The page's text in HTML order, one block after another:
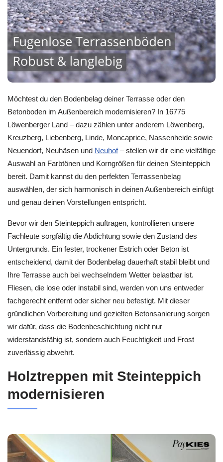
Möchtest du den Bodenbelag deiner Terrasse oder den
Betonboden im Außenbereich modernisieren? In 16775
Löwenberger Land – dazu zählen unter anderem Löwenberg,
Kreuzberg, Liebenberg, Linde, Moncaprice, Nassenheide sowie
Neuendorf, Neuhäsen und Neuhof– stellen wir dir eine vielfältige
Auswahl an Farbtönen und Korngrößen für deinen Steinteppich
bereit. Damit kannst du den perfekten Terrassenbelag
auswählen, der sich harmonisch in deinen Außenbereich einfügt
und genau deinen Vorstellungen entspricht.
Bevor wir den Steinteppich auftragen, kontrollieren unsere
Fachleute sorgfältig die Abdichtung sowie den Zustand des
Untergrunds. Ein fester, trockener Estrich oder Beton ist
entscheidend, damit der Bodenbelag dauerhaft stabil bleibt und
Ihre Terrasse auch bei wechselndem Wetter belastbar ist.
Fliesen, die lose oder instabil sind, werden von uns entweder
fachgerecht entfernt oder sicher neu befestigt. Mit dieser
gründlichen Vorbereitung und gezielten Betonsanierung sorgen
wir dafür, dass die Bodenbeschichtung nicht nur
widerstandsfähig ist, sondern auch Feuchtigkeit und Frost
zuverlässig abwehrt.
Holztreppen mit Steinteppich
modernisieren